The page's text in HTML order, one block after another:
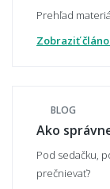
Čo ak
Prehľad
Zobraziť
BLOG
Ako
Pod sedačku,
prečnievať?